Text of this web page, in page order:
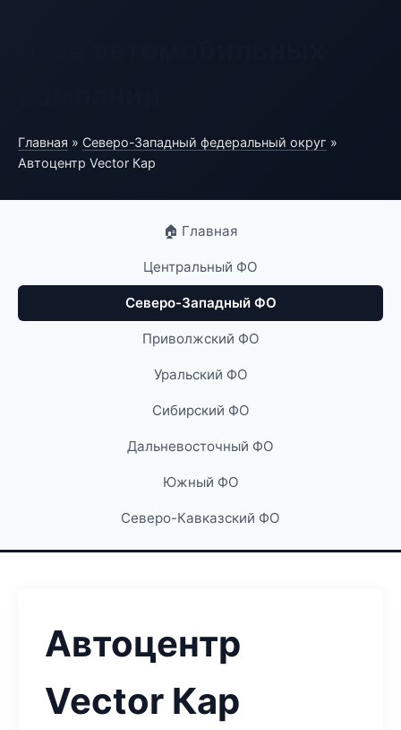
Главная » Северо-Западный федеральный округ »
Автоцентр Vector Кар
🏠 Главная
Центральный ФО
Северо-Западный ФО
Приволжский ФО
Уральский ФО
Сибирский ФО
Дальневосточный ФО
Южный ФО
Северо-Кавказский ФО
Автоцентр
Vector Кар